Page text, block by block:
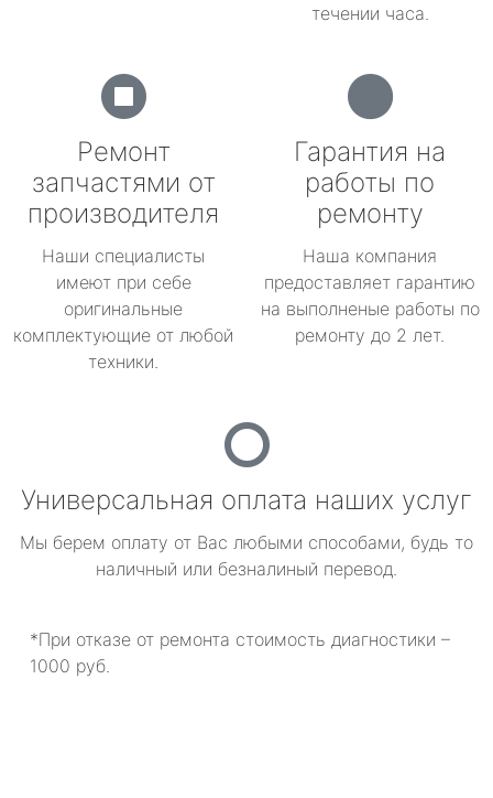
течении часа.
Ремонт
запчастями от
производителя
Наши специалисты
имеют при себе
оригинальные
комплектующие от любой
техники.
Гарантия на
работы по
ремонту
Наша компания
предоставляет гарантию
на выполненые работы по
ремонту до 2 лет.
Универсальная оплата наших услуг
Мы берем оплату от Вас любыми способами, будь то
наличный или безналиный перевод.
*При отказе от ремонта стоимость диагностики –
1000 руб.